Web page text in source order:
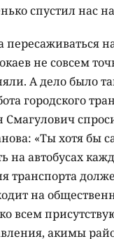
спустил нас
пересаживаться
не совсем
А дело было
городского
«Ты хотя бы
на автобусах
транспорта
на
всем
акимы